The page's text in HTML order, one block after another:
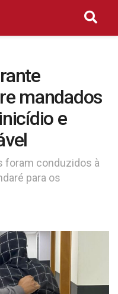
mandados
e
foram conduzidos à
para os